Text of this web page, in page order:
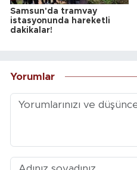
Samsun'da tramvay
istasyonunda hareketli
dakikalar!
Yorumlar